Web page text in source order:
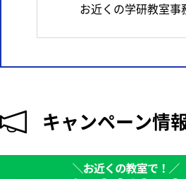
お近くの学研教室事
キャンペーン情